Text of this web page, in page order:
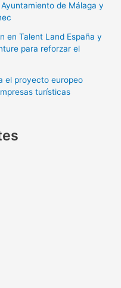
de Málaga y
en Talent Land España y
para reforzar el
el proyecto europeo
turísticas